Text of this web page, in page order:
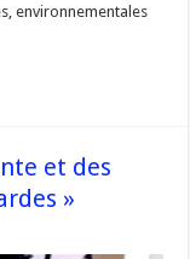
environnementales
et des
»